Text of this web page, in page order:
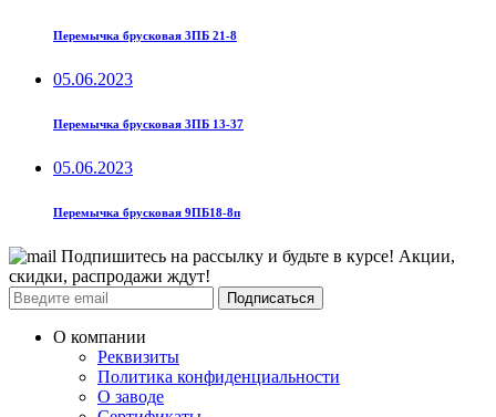
Перемычка брусковая 3ПБ 21-8
05.06.2023
Перемычка брусковая 3ПБ 13-37
05.06.2023
Перемычка брусковая 9ПБ18-8п
Подпишитесь на рассылку и будьте в курсе! Акции,
скидки, распродажи ждут!
Подписаться
О компании
Реквизиты
Политика конфиденциальности
О заводе